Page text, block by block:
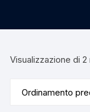
Visualizzazione di 2